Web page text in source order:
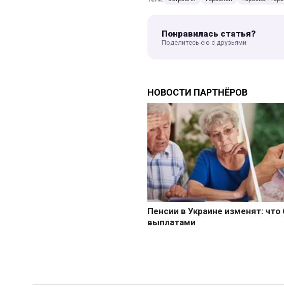
Понравилась статья?
Поделитесь ею с друзьями